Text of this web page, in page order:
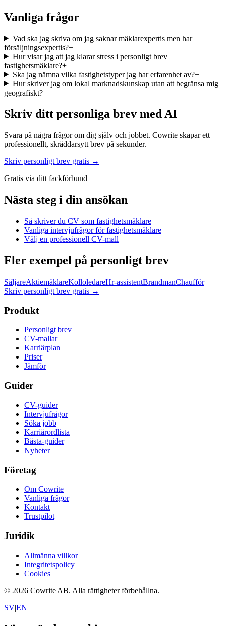
Vanliga frågor
Vad ska jag skriva om jag saknar mäklarexpertis men har
försäljningsexpertis?+
Hur visar jag att jag klarar stress i personligt brev
fastighetsmäklare?+
Ska jag nämna vilka fastighetstyper jag har erfarenhet av?+
Hur skriver jag om lokal marknadskunskap utan att begränsa mig
geografiskt?+
Skriv ditt personliga brev med AI
Svara på några frågor om dig själv och jobbet. Cowrite skapar ett
professionellt, skräddarsytt brev på sekunder.
Skriv personligt brev gratis →
Gratis via ditt fackförbund
Nästa steg i din ansökan
Så skriver du CV som fastighetsmäklare
Vanliga intervjufrågor förfastighetsmäklare
Välj en professionell CV-mall
Fler exempel på personligt brev
SäljareAktiemäklareKolloledareHr-assistentBrandmanChaufför
Skriv personligt brev gratis →
Produkt
Personligt brev
CV-mallar
Karriärplan
Priser
Jämför
Guider
CV-guider
Intervjufrågor
Söka jobb
Karriärordlista
Bästa-guider
Nyheter
Företag
Om Cowrite
Vanliga frågor
Kontakt
Trustpilot
Juridik
Allmänna villkor
Integritetspolicy
Cookies
© 2026 Cowrite AB. Alla rättigheter förbehållna.
SV|EN